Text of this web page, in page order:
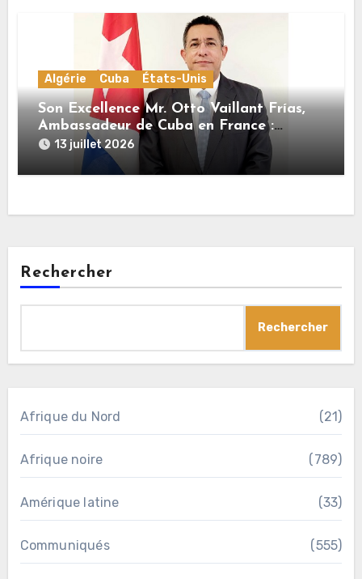
Algérie Cuba États-Unis
Son Excellence Mr. Otto Vaillant Frías,
Ambassadeur de Cuba en France :
« Cuba et l’Algérie sont unies par une
histoire commune de lutte pour
l’indépendance, la dignité et la justice
13 juillet 2026
Rechercher
Rechercher
Afrique du Nord (21)
Afrique noire (789)
Amérique latine (33)
Communiqués (555)